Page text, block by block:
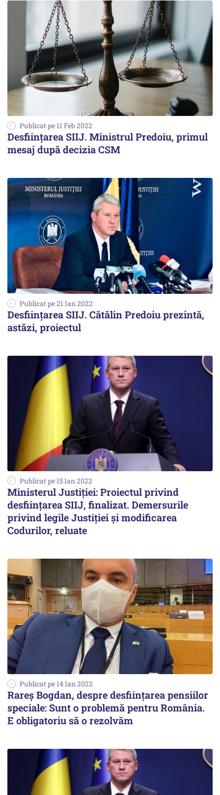
Publicat pe 11 Feb 2022
Desființarea SIIJ. Ministrul Predoiu, primul
mesaj după decizia CSM
Publicat pe 21 Ian 2022
Desființarea SIIJ. Cătălin Predoiu prezintă,
astăzi, proiectul
Publicat pe 15 Ian 2022
Ministerul Justiției: Proiectul privind
desființarea SIIJ, finalizat. Demersurile
privind legile Justiției și modificarea
Codurilor, reluate
Publicat pe 14 Ian 2022
Rareș Bogdan, despre desființarea pensiilor
speciale: Sunt o problemă pentru România.
E obligatoriu să o rezolvăm